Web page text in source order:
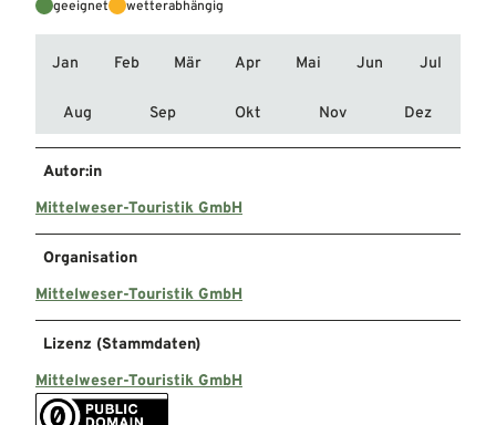
geeignet wetterabhängig
Jan Feb Mär Apr Mai Jun Jul
Aug Sep Okt Nov Dez
Autor:in
Mittelweser-Touristik GmbH
Organisation
Mittelweser-Touristik GmbH
Lizenz (Stammdaten)
Mittelweser-Touristik GmbH